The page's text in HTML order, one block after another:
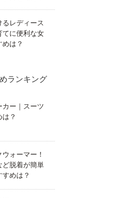
るレディース
てに便利な女
は？
ランキング
カー｜スーツ
は？
ォーマー！
ど脱着が簡単
めは？